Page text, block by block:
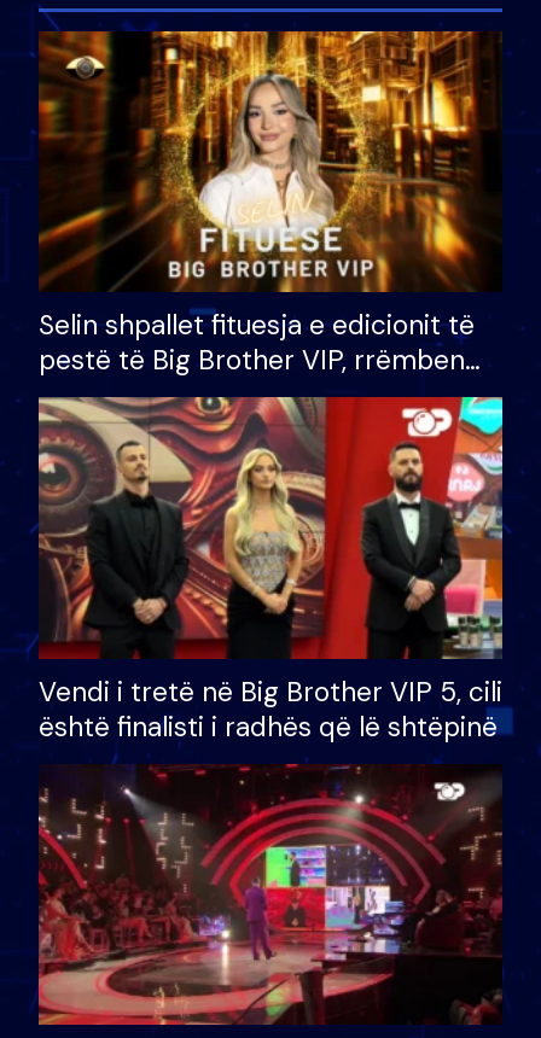
Selin shpallet fituesja e edicionit të
pestë të Big Brother VIP, rrëmben
çmimin e madh prej 100 mijë eurosh
Vendi i tretë në Big Brother VIP 5, cili
është finalisti i radhës që lë shtëpinë